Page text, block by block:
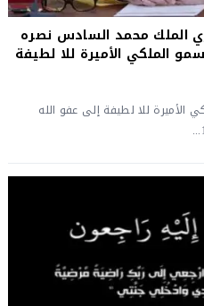
الملك محمد السادس نصره
الملكي الأميرة للا لطيفة
للا لطيفة إلى عفو الله